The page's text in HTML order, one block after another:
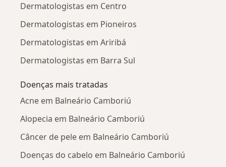
Dermatologistas em Centro
Dermatologistas em Pioneiros
Dermatologistas em Ariribá
Dermatologistas em Barra Sul
Doenças mais tratadas
Acne em Balneário Camboriú
Alopecia em Balneário Camboriú
Câncer de pele em Balneário Camboriú
Doenças do cabelo em Balneário Camboriú